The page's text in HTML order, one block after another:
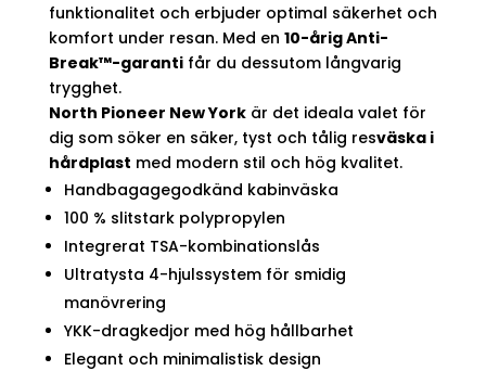
funktionalitet och erbjuder optimal säkerhet och
komfort under resan. Med en 10-årig Anti-
Break™-garantifår du dessutom långvarig
trygghet.
North Pioneer New Yorkär det ideala valet för
dig som söker en säker, tyst och tålig resväska i
hårdplast med modern stil och hög kvalitet.
Handbagagegodkänd kabinväska
100 % slitstark polypropylen
Integrerat TSA-kombinationslås
Ultratysta 4-hjulssystem för smidig
manövrering
YKK-dragkedjor med hög hållbarhet
Elegant och minimalistisk design